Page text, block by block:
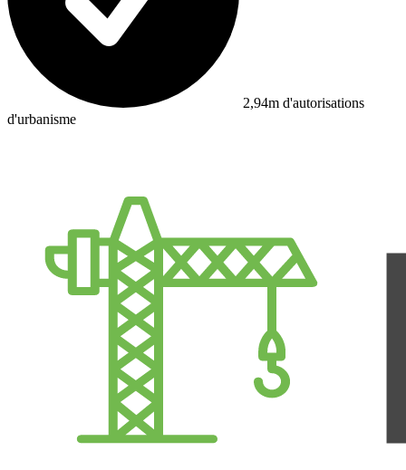
2,94m d'autorisations
d'urbanisme